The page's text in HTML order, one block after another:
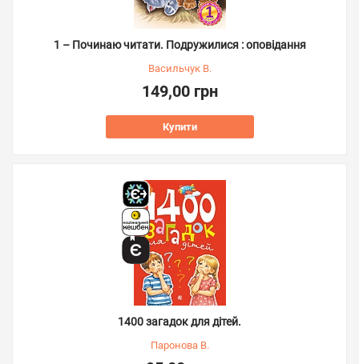
1 – Починаю читати. Подружилися : оповідання
Васильчук В.
149,00 грн
Купити
1400 загадок для дітей.
Паронова В.